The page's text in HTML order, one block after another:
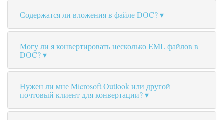
Содержатся ли вложения в файле DOC?
Могу ли я конвертировать несколько EML файлов в
DOC?
Нужен ли мне Microsoft Outlook или другой
почтовый клиент для конвертации?